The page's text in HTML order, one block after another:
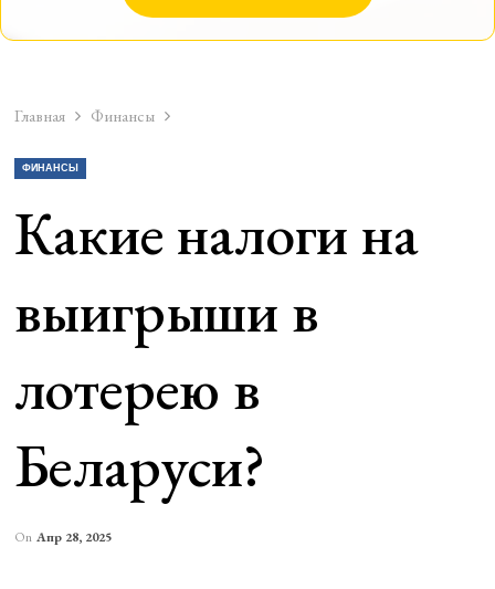
Главная Финансы
ФИНАНСЫ
Какие налоги на
выигрыши в
лотерею в
Беларуси?
On Апр 28, 2025